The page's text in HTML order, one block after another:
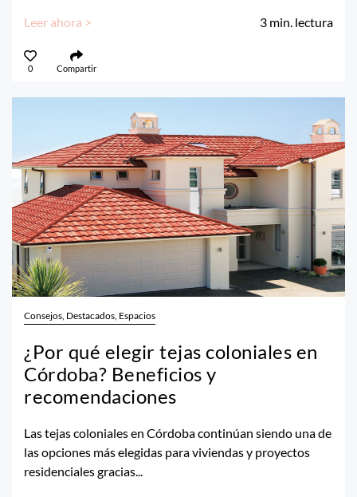
Leer ahora > 3 min. lectura
0 Compartir
Consejos, Destacados, Espacios
¿Por qué elegir tejas coloniales en
Córdoba? Beneficios y
recomendaciones
Las tejas coloniales en Córdoba continúan siendo una de
las opciones más elegidas para viviendas y proyectos
residenciales gracias...